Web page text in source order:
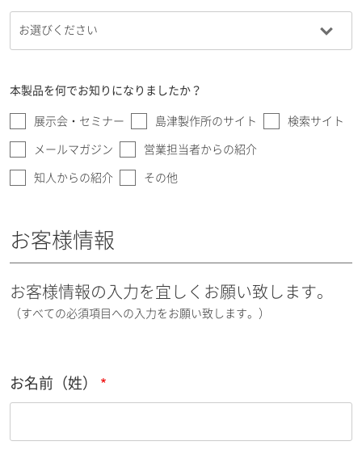
本製品を何でお知りになりましたか？
展示会・セミナー 島津製作所のサイト 検索サイト
メールマガジン 営業担当者からの紹介
知人からの紹介 その他
お客様情報
お客様情報の入力を宜しくお願い致します。
（すべての必須項目への入力をお願い致します。）
お名前（姓）